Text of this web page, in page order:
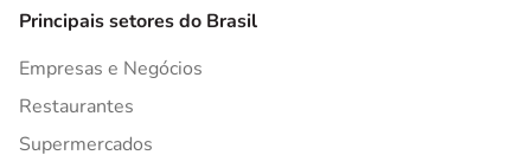
Principais setores do Brasil
Empresas e Negócios
Restaurantes
Supermercados